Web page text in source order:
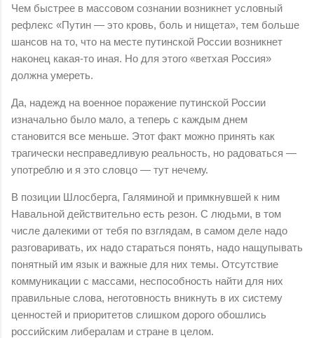
Чем быстрее в массовом сознании возникнет условный
рефлекс «Путин — это кровь, боль и нищета», тем больше
шансов на то, что на месте путинской России возникнет
наконец какая-то иная. Но для этого «ветхая Россия»
должна умереть.
Да, надежд на военное поражение путинской России
изначально было мало, а теперь с каждым днем
становится все меньше. Этот факт можно принять как
трагически несправедливую реальность, но радоваться —
употреблю и я это словцо — тут нечему.
В позиции Шлосберга, Галяминой и примкнувшей к ним
Навальной действительно есть резон. С людьми, в том
числе далекими от тебя по взглядам, в самом деле надо
разговаривать, их надо стараться понять, надо нащупывать
понятный им язык и важные для них темы. Отсутствие
коммуникации с массами, неспособность найти для них
правильные слова, неготовность вникнуть в их систему
ценностей и приоритетов слишком дорого обошлись
российским либералам и стране в целом.